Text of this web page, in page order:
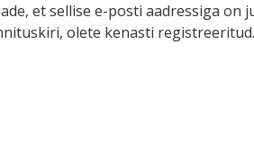
et sellise e-posti aadressiga on
olete kenasti registreeritud.